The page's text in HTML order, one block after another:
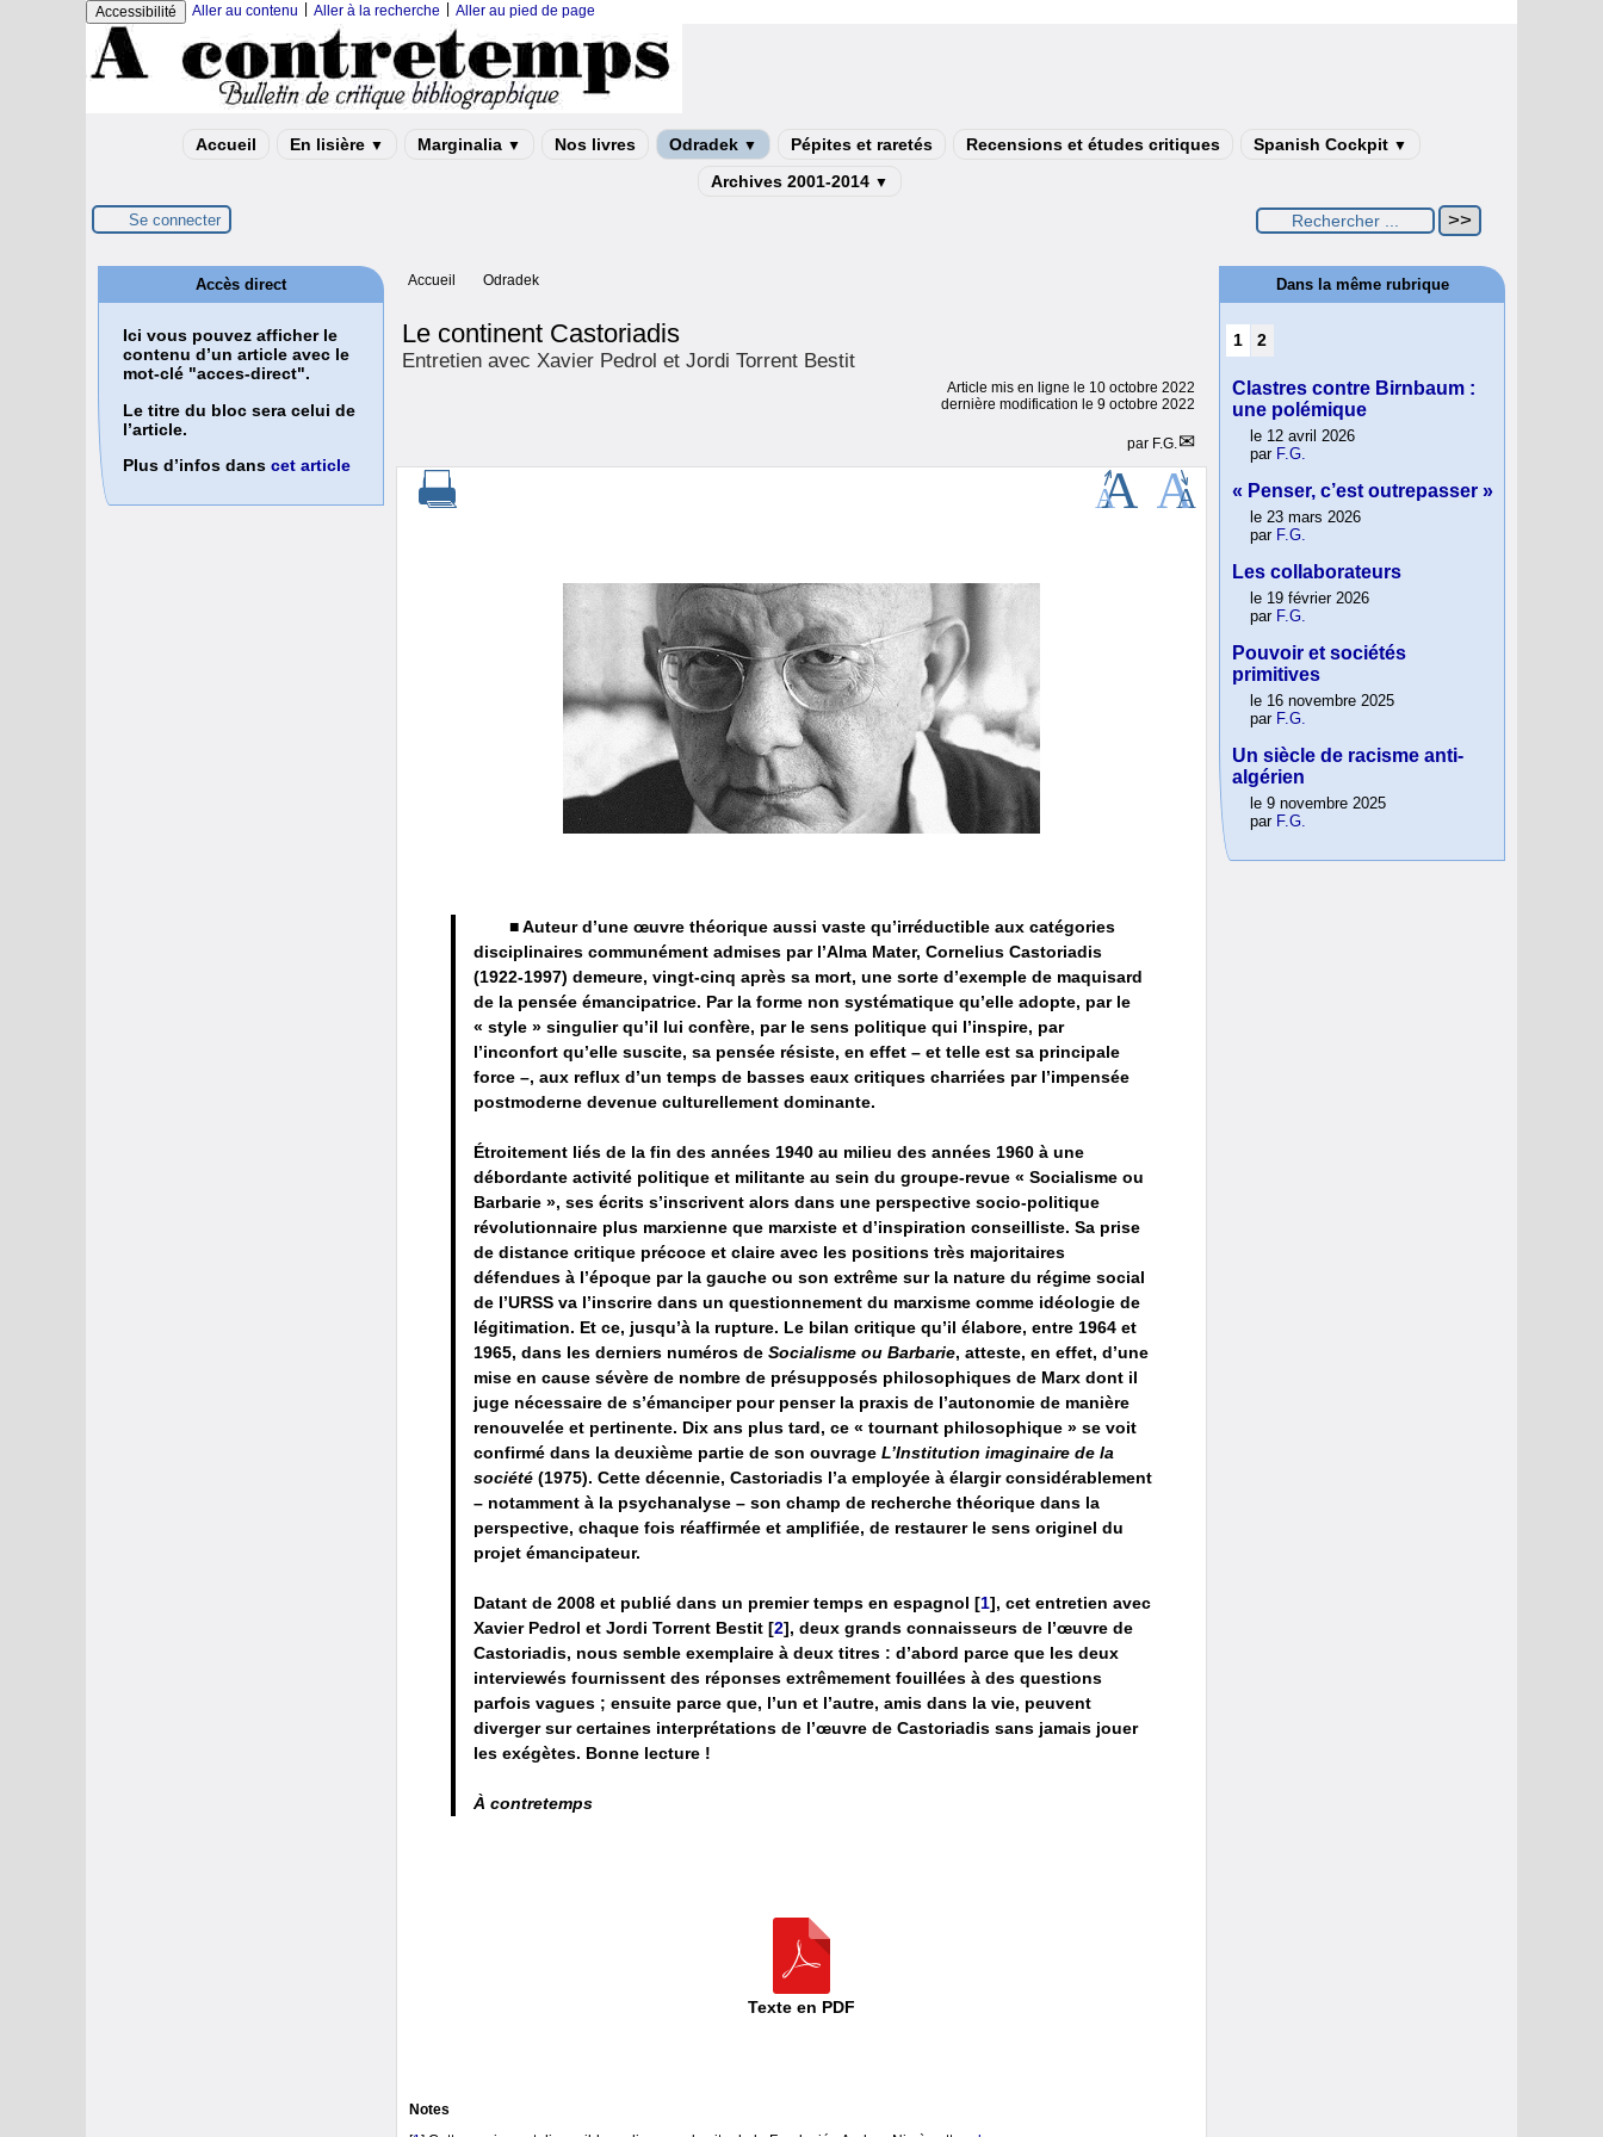
Accessibilité Aller au contenu Aller à la recherche Aller au pied de page
Accueil En lisière ▼ Marginalia ▼ Nos livres Odradek ▼ Pépites et raretés Recensions et études critiques Spanish Cockpit ▼
Archives 2001-2014 ▼
Se connecter
Accueil Odradek
Le continent Castoriadis
Entretien avec Xavier Pedrol et Jordi Torrent Bestit
Article mis en ligne le 10 octobre 2022
dernière modification le 9 octobre 2022
par F.G.
■ Auteur d’une œuvre théorique aussi vaste qu’irréductible aux catégories
disciplinaires communément admises par l’Alma Mater, Cornelius Castoriadis
(1922-1997) demeure, vingt-cinq après sa mort, une sorte d’exemple de maquisard
de la pensée émancipatrice. Par la forme non systématique qu’elle adopte, par le
« style » singulier qu’il lui confère, par le sens politique qui l’inspire, par
l’inconfort qu’elle suscite, sa pensée résiste, en effet – et telle est sa principale
force –, aux reflux d’un temps de basses eaux critiques charriées par l’impensée
postmoderne devenue culturellement dominante.
Étroitement liés de la fin des années 1940 au milieu des années 1960 à une
débordante activité politique et militante au sein du groupe-revue « Socialisme ou
Barbarie », ses écrits s’inscrivent alors dans une perspective socio-politique
révolutionnaire plus marxienne que marxiste et d’inspiration conseilliste. Sa prise
de distance critique précoce et claire avec les positions très majoritaires
défendues à l’époque par la gauche ou son extrême sur la nature du régime social
de l’URSS va l’inscrire dans un questionnement du marxisme comme idéologie de
légitimation. Et ce, jusqu’à la rupture. Le bilan critique qu’il élabore, entre 1964 et
1965, dans les derniers numéros de Socialisme ou Barbarie, atteste, en effet, d’une
mise en cause sévère de nombre de présupposés philosophiques de Marx dont il
juge nécessaire de s’émanciper pour penser la praxis de l’autonomie de manière
renouvelée et pertinente. Dix ans plus tard, ce « tournant philosophique » se voit
confirmé dans la deuxième partie de son ouvrage L’Institution imaginaire de la
société(1975). Cette décennie, Castoriadis l’a employée à élargir considérablement
– notamment à la psychanalyse – son champ de recherche théorique dans la
perspective, chaque fois réaffirmée et amplifiée, de restaurer le sens originel du
projet émancipateur.
Datant de 2008 et publié dans un premier temps en espagnol [1], cet entretien avec
Xavier Pedrol et Jordi Torrent Bestit[2], deux grands connaisseurs de l’œuvre de
Castoriadis, nous semble exemplaire à deux titres : d’abord parce que les deux
interviewés fournissent des réponses extrêmement fouillées à des questions
parfois vagues ; ensuite parce que, l’un et l’autre, amis dans la vie, peuvent
diverger sur certaines interprétations de l’œuvre de Castoriadis sans jamais jouer
les exégètes. Bonne lecture !
À contretemps
Texte en PDF
Notes
Accès direct
Ici vous pouvez afficher le
contenu d’un article avec le
mot-clé "acces-direct".
Le titre du bloc sera celui de
l’article.
Plus d’infos dans cet article
Dans la même rubrique
1 2
Clastres contre Birnbaum :
une polémique
le 12 avril 2026
par F.G.
« Penser, c’est outrepasser »
le 23 mars 2026
par F.G.
Les collaborateurs
le 19 février 2026
par F.G.
Pouvoir et sociétés
primitives
le 16 novembre 2025
par F.G.
Un siècle de racisme anti-
algérien
le 9 novembre 2025
par F.G.